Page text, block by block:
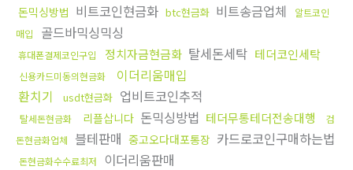
돈믹싱방법 비트코인현금화 btc현금화 비트송금업체
알트코인
매입
골드바믹싱믹싱
휴대폰결제코인구입 정치자금현금화 탈세돈세탁 테더코인세탁
신용카드미동의현금화
이더리움매입
환치기
usdt현금화 업비트코인추적
탈세돈현금화 리플삽니다 돈믹싱방법 테더무통테더전송대행
검
돈현금화업체
블테판매 중고오다대포통장 카드로코인구매하는법
돈현금화수수료최저 이더리움판매